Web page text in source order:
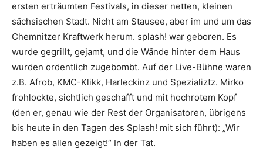
ersten erträumten Festivals, in dieser netten, kleinen
sächsischen Stadt. Nicht am Stausee, aber im und um das
Chemnitzer Kraftwerk herum. splash! war geboren. Es
wurde gegrillt, gejamt, und die Wände hinter dem Haus
wurden ordentlich zugebombt. Auf der Live-Bühne waren
z.B. Afrob, KMC-Klikk, Harleckinz und Spezializtz. Mirko
frohlockte, sichtlich geschafft und mit hochrotem Kopf
(den er, genau wie der Rest der Organisatoren, übrigens
bis heute in den Tagen des Splash! mit sich führt): „Wir
haben es allen gezeigt!“ In der Tat.